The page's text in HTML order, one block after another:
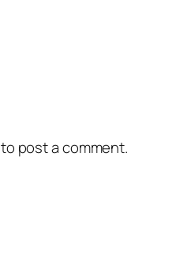
to post a comment.